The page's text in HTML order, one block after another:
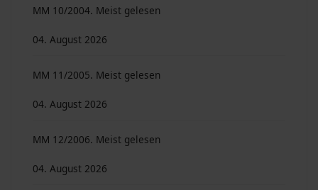
MM 10/2004. Meist gelesen
04. August 2026
MM 11/2005. Meist gelesen
04. August 2026
MM 12/2006. Meist gelesen
04. August 2026